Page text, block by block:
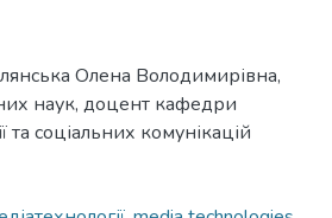
Олена Володимирівна,
наук, доцент кафедри
та соціальних комунікацій